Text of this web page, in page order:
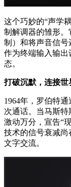
这个巧妙的“声学
制解调器的雏形。
制）和将声音信
作为终端输入输
态。
打破沉默，连接
1964年，罗伯特
次通话。当马斯
激动万分，宣告“
技术的信号衰减
文字交流。